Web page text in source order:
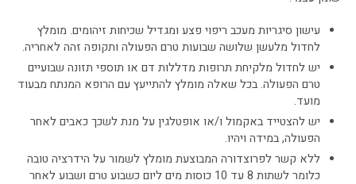
עישון סיגריות מעכב ריפוי פצע ומגדיל שכיחות זיהומים. מומלץ
לחדול מלעשן שלושה שבועות טרם הפעולה ותקופה זהה לאחריה.
יש לחדול מלקיחת תרופות מדללות דם או תוספי תזונה שבועיים
טרם הפעולה. בכל שאלה מומלץ להתייעץ עם הרופא המנתח מבעוד
מועד.
יש להצטייד באקמול ו/או אופטלגין על מנת לשכך כאבים לאחר
הפעולה, במידה ויהיו.
ללא קשר לפרוצדורה המבוצעת מומלץ לשמור על הידרציה טובה
כלומר לשתות 8 עד 10 כוסות מים ליום כשבוע טרם ושבוע לאחר